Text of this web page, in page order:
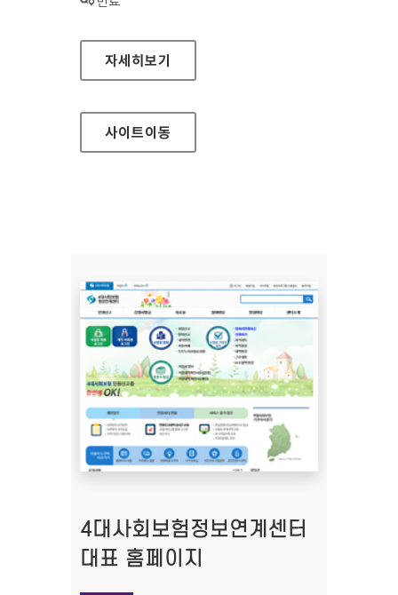
애큐온저축은행 대표 홈페이지
자세히보기
사이트이동
4대사회보험정보연계센터
대표 홈페이지